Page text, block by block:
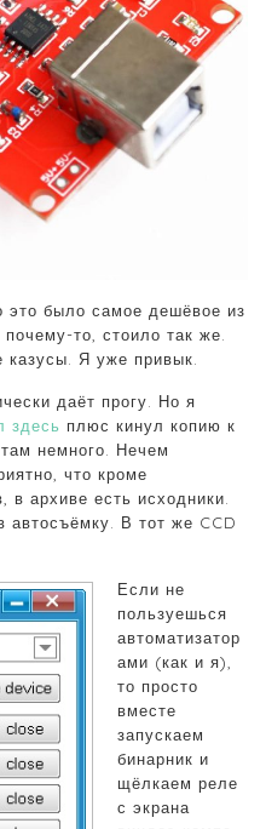
это было самое дешёвое из
то, стоило так же.
казусы. Я уже привык.
даёт прогу. Но я
здесь плюс кинул копию к
немного. Нечем
что кроме
в архиве есть исходники.
В тот же CCD
Если не
пользуешься
автоматизатор
ами (как и я),
то просто
вместе
запускаем
бинарник и
щёлкаем реле
с экрана